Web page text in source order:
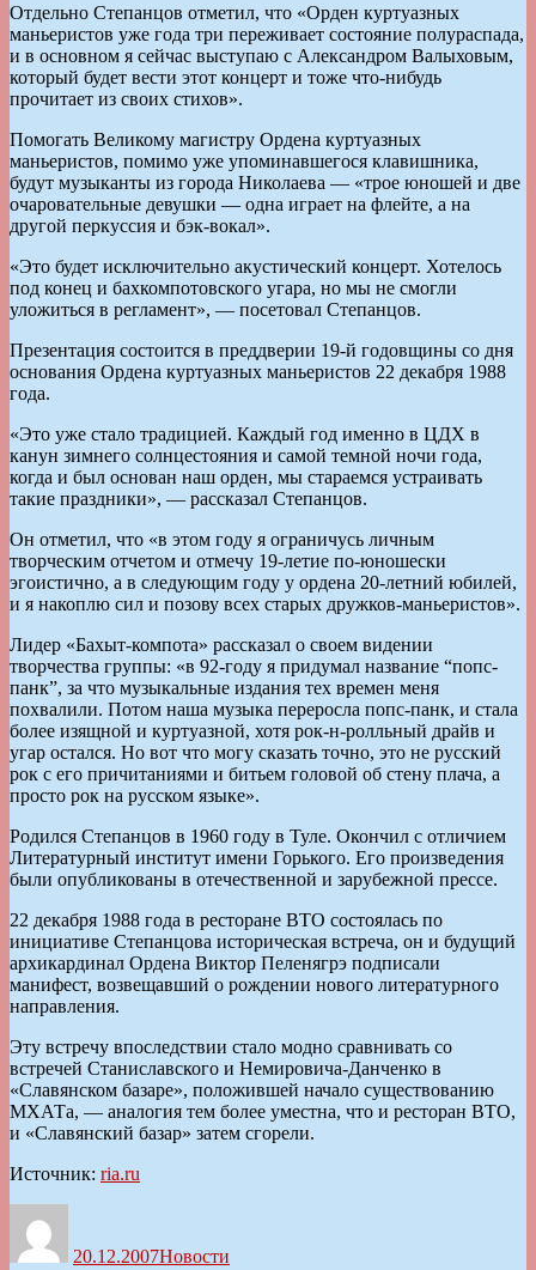
Отдельно Степанцов отметил, что «Орден куртуазных
маньеристов уже года три переживает состояние полураспада,
и в основном я сейчас выступаю с Александром Валыховым,
который будет вести этот концерт и тоже что-нибудь
прочитает из своих стихов».
Помогать Великому магистру Ордена куртуазных
маньеристов, помимо уже упоминавшегося клавишника,
будут музыканты из города Николаева — «трое юношей и две
очаровательные девушки — одна играет на флейте, а на
другой перкуссия и бэк-вокал».
«Это будет исключительно акустический концерт. Хотелось
под конец и бахкомпотовского угара, но мы не смогли
уложиться в регламент», — посетовал Степанцов.
Презентация состоится в преддверии 19-й годовщины со дня
основания Ордена куртуазных маньеристов 22 декабря 1988
года.
«Это уже стало традицией. Каждый год именно в ЦДХ в
канун зимнего солнцестояния и самой темной ночи года,
когда и был основан наш орден, мы стараемся устраивать
такие праздники», — рассказал Степанцов.
Он отметил, что «в этом году я ограничусь личным
творческим отчетом и отмечу 19-летие по-юношески
эгоистично, а в следующим году у ордена 20-летний юбилей,
и я накоплю сил и позову всех старых дружков-маньеристов».
Лидер «Бахыт-компота» рассказал о своем видении
творчества группы: «в 92-году я придумал название “попс-
панк”, за что музыкальные издания тех времен меня
похвалили. Потом наша музыка переросла попс-панк, и стала
более изящной и куртуазной, хотя рок-н-ролльный драйв и
угар остался. Но вот что могу сказать точно, это не русский
рок с его причитаниями и битьем головой об стену плача, а
просто рок на русском языке».
Родился Степанцов в 1960 году в Туле. Окончил с отличием
Литературный институт имени Горького. Его произведения
были опубликованы в отечественной и зарубежной прессе.
22 декабря 1988 года в ресторане ВТО состоялась по
инициативе Степанцова историческая встреча, он и будущий
архикардинал Ордена Виктор Пеленягрэ подписали
манифест, возвещавший о рождении нового литературного
направления.
Эту встречу впоследствии стало модно сравнивать со
встречей Станиславского и Немировича-Данченко в
«Славянском базаре», положившей начало существованию
МХАТа, — аналогия тем более уместна, что и ресторан ВТО,
и «Славянский базар» затем сгорели.
Источник: ria.ru
20.12.2007Новости